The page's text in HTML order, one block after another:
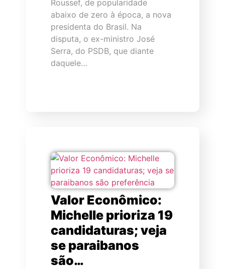
Roussef, de popularidade
abaixo de zero à época, a nova
presidenta do Brasil. Na
disputa, o ex-ministro José
Serra, do PSDB, que diante
daquele…
Valor Econômico:
Michelle prioriza 19
candidaturas; veja
se paraibanos
são…